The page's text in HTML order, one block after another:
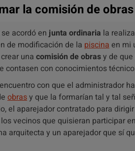
la comisión de obras
acordó enjunta ordinaria la
de modificación de la piscina en mi
una comisión de obrasy de
contasen con conocimientos
con que el administrador
obrasy que la formarían tal y tal
el aparejador contratado para
vecinos que quisieran participar
arquitecta y un aparejador que sí